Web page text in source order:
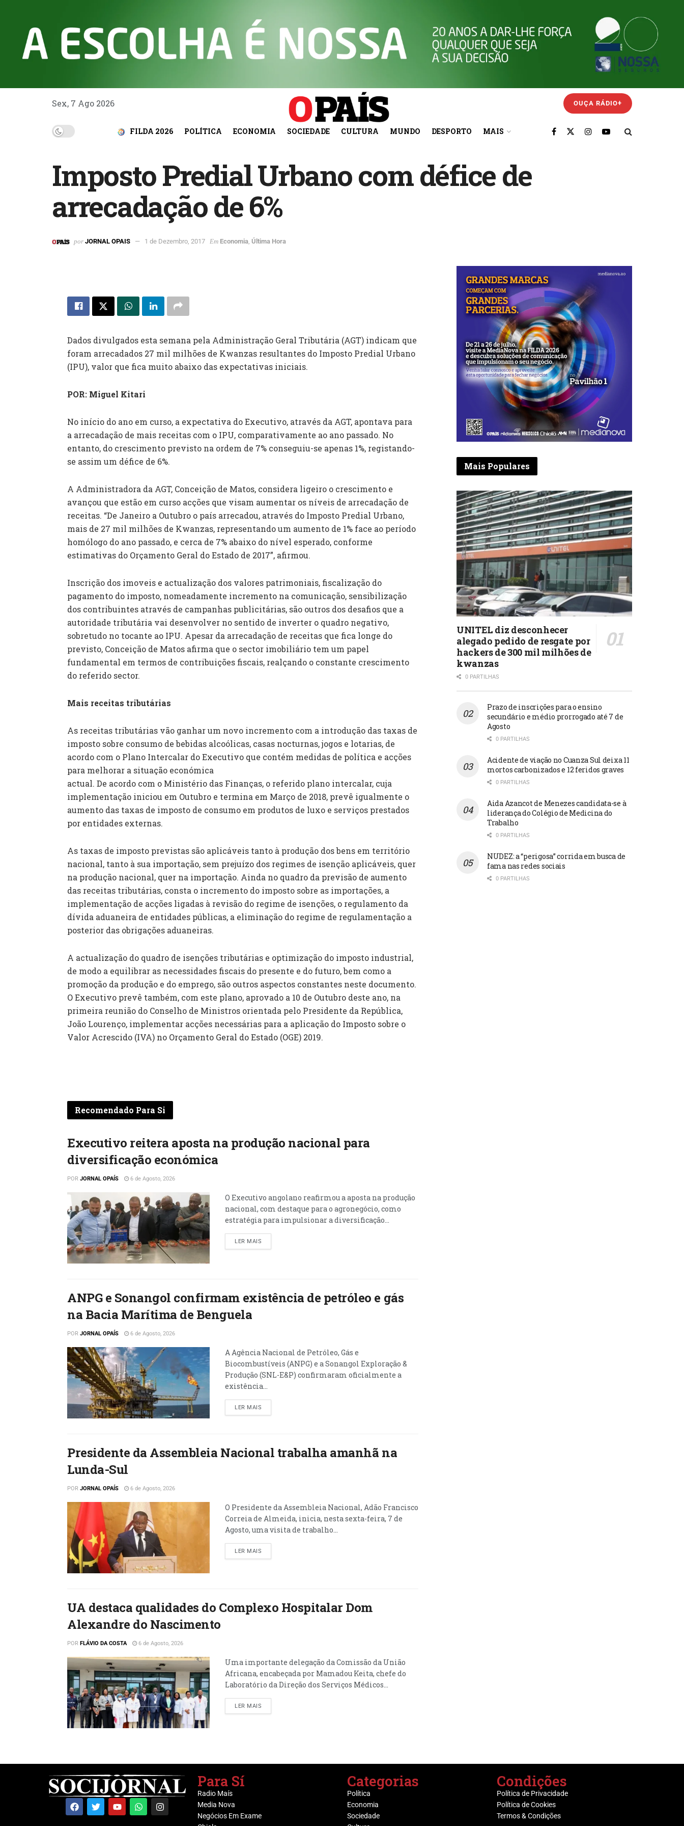
Sex, 7 Ago 2026 OUÇA RÁDIO+
FILDA 2026 POLÍTICA ECONOMIA SOCIEDADE CULTURA MUNDO DESPORTO MAIS
Imposto Predial Urbano com défice de
arrecadação de 6%
por JORNAL OPAIS 1 de Dezembro, 2017 Em Economia, Última Hora
Dados divulgados esta semana pela Administração Geral Tributária (AGT) indicam que
foram arrecadados 27 mil milhões de Kwanzas resultantes do Imposto Predial Urbano
(IPU), valor que fica muito abaixo das expectativas iniciais.
POR: Miguel Kitari
No início do ano em curso, a expectativa do Executivo, através da AGT, apontava para
a arrecadação de mais receitas com o IPU, comparativamente ao ano passado. No
entanto, do crescimento previsto na ordem de 7% conseguiu-se apenas 1%, registando-
se assim um défice de 6%.
A Administradora da AGT, Conceição de Matos, considera ligeiro o crescimento e
avançou que estão em curso acções que visam aumentar os níveis de arrecadação de
receitas. “De Janeiro a Outubro o país arrecadou, através do Imposto Predial Urbano,
mais de 27 mil milhões de Kwanzas, representando um aumento de 1% face ao período
homólogo do ano passado, e cerca de 7% abaixo do nível esperado, conforme
estimativas do Orçamento Geral do Estado de 2017”, afirmou.
Inscrição dos imoveis e actualização dos valores patrimoniais, fiscalização do
pagamento do imposto, nomeadamente incremento na comunicação, sensibilização
dos contribuintes através de campanhas publicitárias, são outros dos desafios que a
autoridade tributária vai desenvolver no sentido de inverter o quadro negativo,
sobretudo no tocante ao IPU. Apesar da arrecadação de receitas que fica longe do
previsto, Conceição de Matos afirma que o sector imobiliário tem um papel
fundamental em termos de contribuições fiscais, realçando o constante crescimento
do referido sector.
Mais receitas tributárias
As receitas tributárias vão ganhar um novo incremento com a introdução das taxas de
imposto sobre consumo de bebidas alcoólicas, casas nocturnas, jogos e lotarias, de
acordo com o Plano Intercalar do Executivo que contém medidas de política e acções
para melhorar a situação económica
actual. De acordo com o Ministério das Finanças, o referido plano intercalar, cuja
implementação iniciou em Outubro e termina em Março de 2018, prevê igualmente o
aumento das taxas de imposto de consumo em produtos de luxo e serviços prestados
por entidades externas.
As taxas de imposto previstas são aplicáveis tanto à produção dos bens em território
nacional, tanto à sua importação, sem prejuízo dos regimes de isenção aplicáveis, quer
na produção nacional, quer na importação. Ainda no quadro da previsão de aumento
das receitas tributárias, consta o incremento do imposto sobre as importações, a
implementação de acções ligadas à revisão do regime de isenções, o regulamento da
dívida aduaneira de entidades públicas, a eliminação do regime de regulamentação a
posterior das obrigações aduaneiras.
A actualização do quadro de isenções tributárias e optimização do imposto industrial,
de modo a equilibrar as necessidades fiscais do presente e do futuro, bem como a
promoção da produção e do emprego, são outros aspectos constantes neste documento.
O Executivo prevê também, com este plano, aprovado a 10 de Outubro deste ano, na
primeira reunião do Conselho de Ministros orientada pelo Presidente da República,
João Lourenço, implementar acções necessárias para a aplicação do Imposto sobre o
Valor Acrescido (IVA) no Orçamento Geral do Estado (OGE) 2019.
Recomendado Para Si
Executivo reitera aposta na produção nacional para
diversificação económica
POR JORNAL OPAÍS 6 de Agosto, 2026
O Executivo angolano reafirmou a aposta na produção
nacional, com destaque para o agronegócio, como
estratégia para impulsionar a diversificação...
LER MAIS
ANPG e Sonangol confirmam existência de petróleo e gás
na Bacia Marítima de Benguela
POR JORNAL OPAÍS 6 de Agosto, 2026
A Agência Nacional de Petróleo, Gás e
Biocombustíveis (ANPG) e a Sonangol Exploração &
Produção (SNL-E&P) confirmaram oficialmente a
existência...
LER MAIS
Presidente da Assembleia Nacional trabalha amanhã na
Lunda-Sul
POR JORNAL OPAÍS 6 de Agosto, 2026
O Presidente da Assembleia Nacional, Adão Francisco
Correia de Almeida, inicia, nesta sexta-feira, 7 de
Agosto, uma visita de trabalho...
LER MAIS
UA destaca qualidades do Complexo Hospitalar Dom
Alexandre do Nascimento
POR FLÁVIO DA COSTA 6 de Agosto, 2026
Uma importante delegação da Comissão da União
Africana, encabeçada por Mamadou Keita, chefe do
Laboratório da Direção dos Serviços Médicos...
LER MAIS
Mais Populares
UNITEL diz desconhecer
alegado pedido de resgate por
hackers de 300 mil milhões de
kwanzas
0 PARTILHAS
Prazo de inscrições para o ensino
secundário e médio prorrogado até 7 de
Agosto
0 PARTILHAS
Acidente de viação no Cuanza Sul deixa 11
mortos carbonizados e 12 feridos graves
0 PARTILHAS
Aida Azancot de Menezes candidata-se à
liderança do Colégio de Medicina do
Trabalho
0 PARTILHAS
NUDEZ: a “perigosa” corrida em busca de
fama nas redes sociais
0 PARTILHAS
Para Sí
Radio Maís
Media Nova
Negócios Em Exame
Categorias
Política
Economia
Sociedade
Condições
Política de Privacidade
Política de Cookies
Termos & Condições